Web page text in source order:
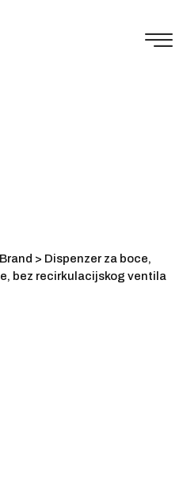
Brand > Dispenzer za boce,
bez recirkulacijskog ventila